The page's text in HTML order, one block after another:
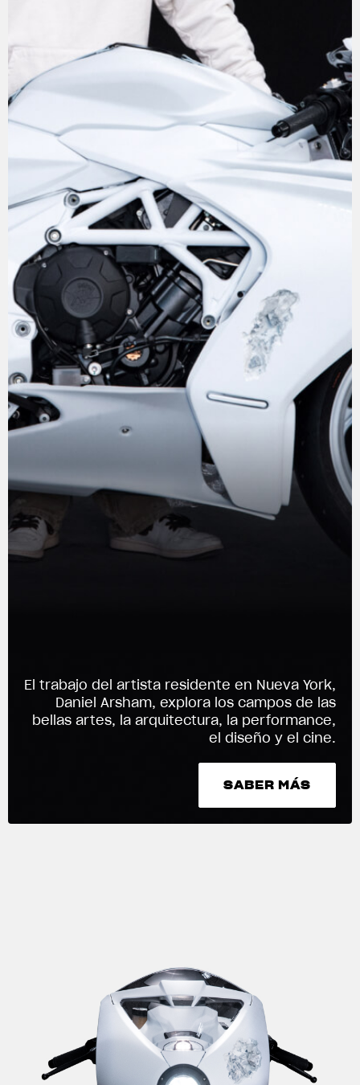
La conducimos. La lucimos
El trabajo del artista residente en Nueva York,
Daniel Arsham, explora los campos de las
bellas artes, la arquitectura, la performance,
el diseño y el cine.
SABER MÁS
SABER MÁS